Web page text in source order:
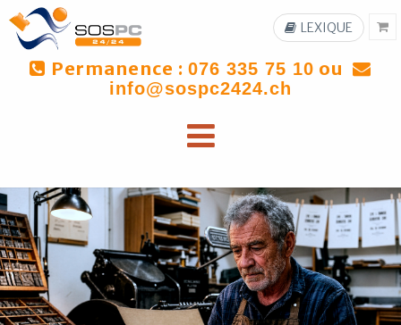
Permanence : 076 335 75 10 ou
info@sospc2424.ch
LEXIQUE